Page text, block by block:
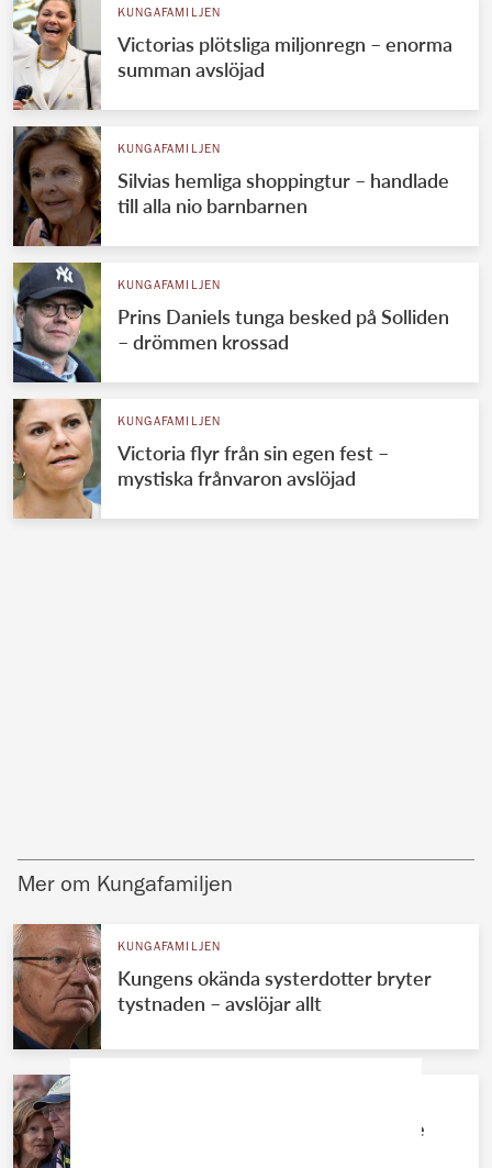
KUNGAFAMILJEN
Victorias plötsliga miljonregn – enorma
summan avslöjad
KUNGAFAMILJEN
Silvias hemliga shoppingtur – handlade
till alla nio barnbarnen
KUNGAFAMILJEN
Prins Daniels tunga besked på Solliden
– drömmen krossad
KUNGAFAMILJEN
Victoria flyr från sin egen fest –
mystiska frånvaron avslöjad
Mer om Kungafamiljen
KUNGAFAMILJEN
Kungens okända systerdotter bryter
tystnaden – avslöjar allt
Kungens kärleksmys med Silvia – se